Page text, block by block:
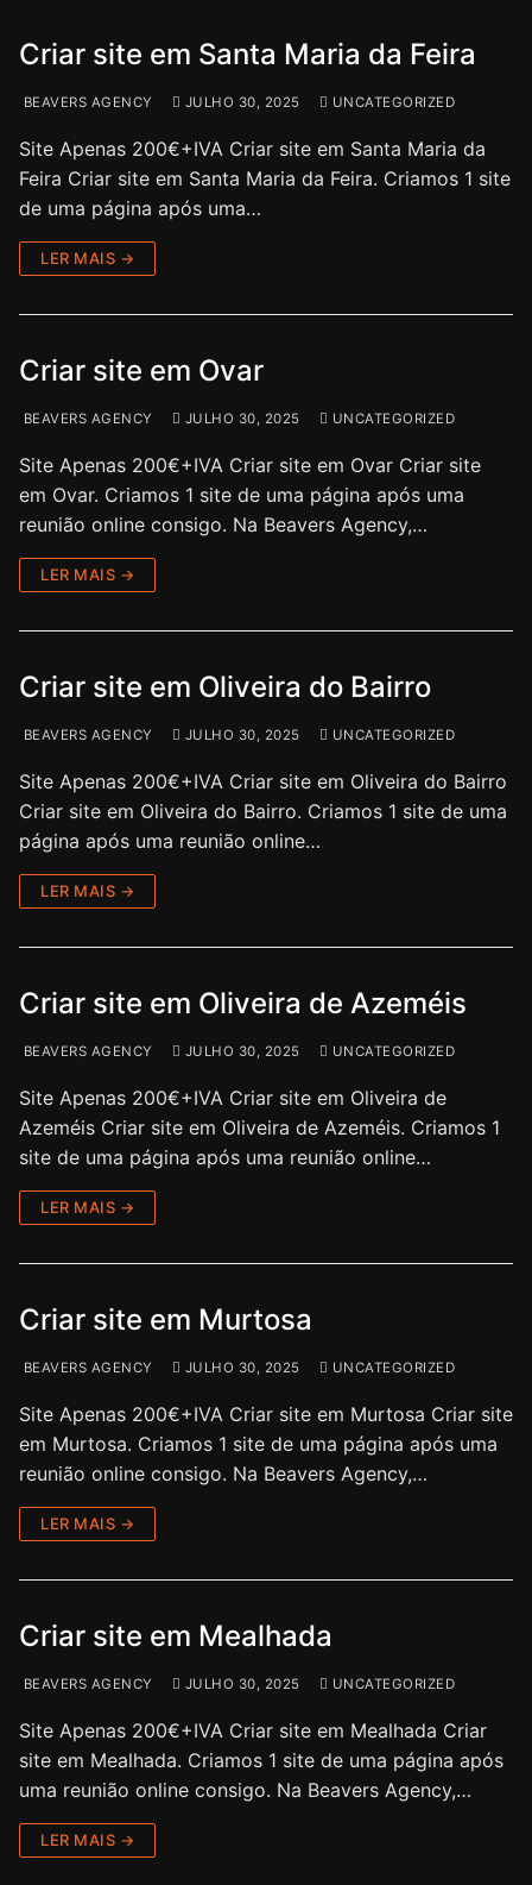
Criar site em Santa Maria da Feira
BEAVERS AGENCY JULHO 30, 2025 UNCATEGORIZED
Site Apenas 200€+IVA Criar site em Santa Maria da
Feira Criar site em Santa Maria da Feira. Criamos 1 site
de uma página após uma…
LER MAIS →
Criar site em Ovar
BEAVERS AGENCY JULHO 30, 2025 UNCATEGORIZED
Site Apenas 200€+IVA Criar site em Ovar Criar site
em Ovar. Criamos 1 site de uma página após uma
reunião online consigo. Na Beavers Agency,…
LER MAIS →
Criar site em Oliveira do Bairro
BEAVERS AGENCY JULHO 30, 2025 UNCATEGORIZED
Site Apenas 200€+IVA Criar site em Oliveira do Bairro
Criar site em Oliveira do Bairro. Criamos 1 site de uma
página após uma reunião online…
LER MAIS →
Criar site em Oliveira de Azeméis
BEAVERS AGENCY JULHO 30, 2025 UNCATEGORIZED
Site Apenas 200€+IVA Criar site em Oliveira de
Azeméis Criar site em Oliveira de Azeméis. Criamos 1
site de uma página após uma reunião online…
LER MAIS →
Criar site em Murtosa
BEAVERS AGENCY JULHO 30, 2025 UNCATEGORIZED
Site Apenas 200€+IVA Criar site em Murtosa Criar site
em Murtosa. Criamos 1 site de uma página após uma
reunião online consigo. Na Beavers Agency,…
LER MAIS →
Criar site em Mealhada
BEAVERS AGENCY JULHO 30, 2025 UNCATEGORIZED
Site Apenas 200€+IVA Criar site em Mealhada Criar
site em Mealhada. Criamos 1 site de uma página após
uma reunião online consigo. Na Beavers Agency,…
LER MAIS →